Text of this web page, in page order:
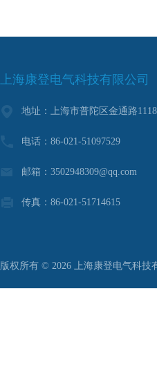
上海康登电气科技有限公司
地址：上海市普陀区金通路
电话：86-021-51097529
邮箱：3502948309@qq.com
传真：86-021-51714615
版权所有 © 2026 上海康登电气科技